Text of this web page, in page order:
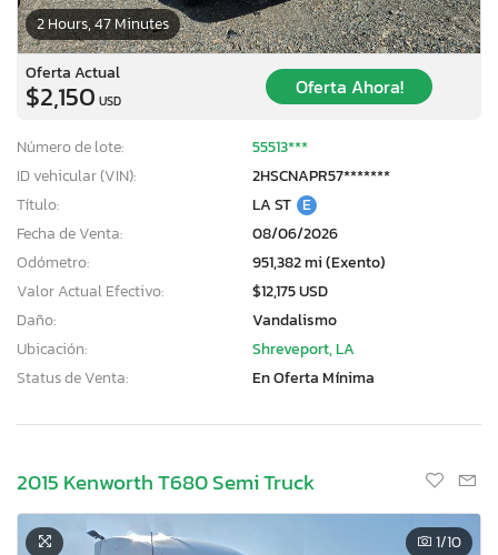
2 Hours, 47 Minutes
Oferta Actual
$2,150 USD
Oferta Ahora!
Número de lote:
55513***
ID vehicular (VIN):
2HSCNAPR57*******
Título:
LA ST E
Fecha de Venta:
08/06/2026
Odómetro:
951,382 mi (Exento)
Valor Actual Efectivo:
$12,175 USD
Daño:
Vandalismo
Ubicación:
Shreveport, LA
Status de Venta:
En Oferta Mínima
2015 Kenworth T680 Semi Truck
1/10